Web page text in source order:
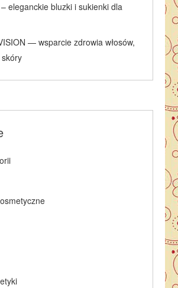
eleganckie bluzki i sukienki dla
— wsparcie zdrowia włosów,